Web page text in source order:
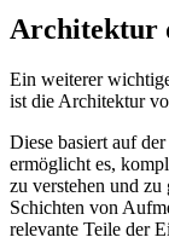
Architektur
Ein weiterer
ist die Architektur
Diese basiert auf der
ermöglicht es,
zu verstehen und
Schichten von
relevante Teile der